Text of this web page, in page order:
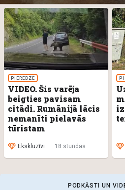
PIEREDZE
VIDEO. Šis varēja
beigties pavisam
citādi. Rumānijā lācis
nemanīti pielavās
tūristam
Ekskluzīvi 18 stundas
PODKĀSTI UN